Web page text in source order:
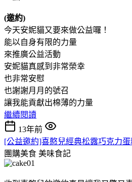
(邀約)
今天安妮貓又要來做公益囉！
能以自身有限的力量
來推廣公益活動
安妮貓真感到非常榮幸
也非常安慰
也謝謝月月的號召
讓我能貢獻出棉薄的力量
繼續閱讀
13年前
[公益邀約]喜憨兒經典松露巧克力
團購美食 美味食記